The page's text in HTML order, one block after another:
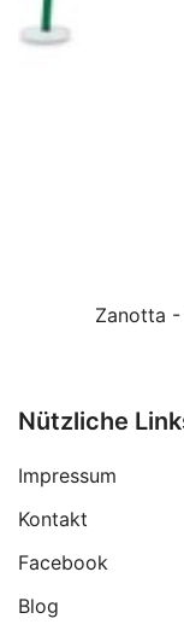
Zanotta
Nützliche
Impressum
Kontakt
Facebook
Blog